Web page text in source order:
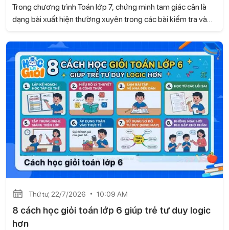
Trong chương trình Toán lớp 7, chứng minh tam giác cân là
dạng bài xuất hiện thường xuyên trong các bài kiểm tra và
tam giác cân cũng như vận dụng linh hoạt các tính chất hình
học. Hãy cùng Học là Giỏi tìm hiểu cách chứng minh tam giác
cân lớp 7 nhanh và dễ hiểu ngay sau đây.
Thứ tư, 22/7/2026 10:09 AM
8 cách học giỏi toán lớp 6 giúp trẻ tư duy logic
hơn